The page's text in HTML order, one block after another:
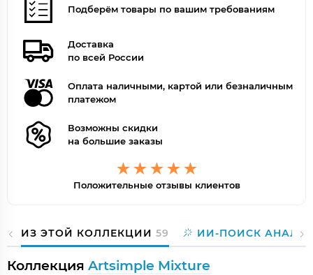
Подберём товары по вашим требованиям
Доставка
по всей России
Оплата наличными, картой или безналичным
платежом
Возможны скидки
на большие заказы
Положительные отзывы клиентов
ИЗ ЭТОЙ КОЛЛЕКЦИИ 59 ИИ-ПОИСК
Коллекция Artsimple Mixture